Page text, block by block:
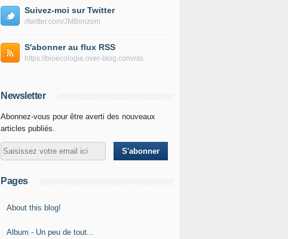
Suivez-moi sur Twitter
//twitter.com/JMBonzom
S'abonner au flux RSS
https://bioecologie.over-blog.com/rss
Newsletter
Abonnez-vous pour être averti des nouveaux
articles publiés.
Pages
About this blog!
Album - Un peu de tout...